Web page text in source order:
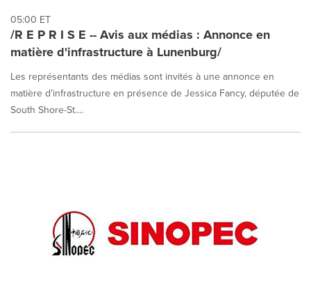
05:00 ET
/R E P R I S E -- Avis aux médias : Annonce en
matière d'infrastructure à Lunenburg/
Les représentants des médias sont invités à une annonce en
matière d'infrastructure en présence de Jessica Fancy, députée de
South Shore-St....